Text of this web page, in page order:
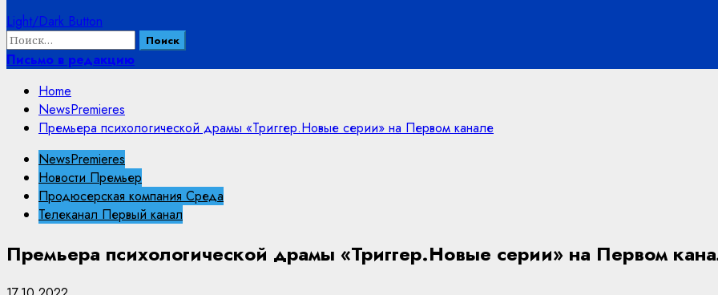
Light/Dark Button
Найти:
Письмо в редакцию
Home
NewsPremieres
Премьера психологической драмы «Триггер.Новые серии» на Первом канале
NewsPremieres
Новости Премьер
Продюсерская компания Среда
Телеканал Первый канал
Премьера психологической драмы «Триггер.Новые серии» на Первом